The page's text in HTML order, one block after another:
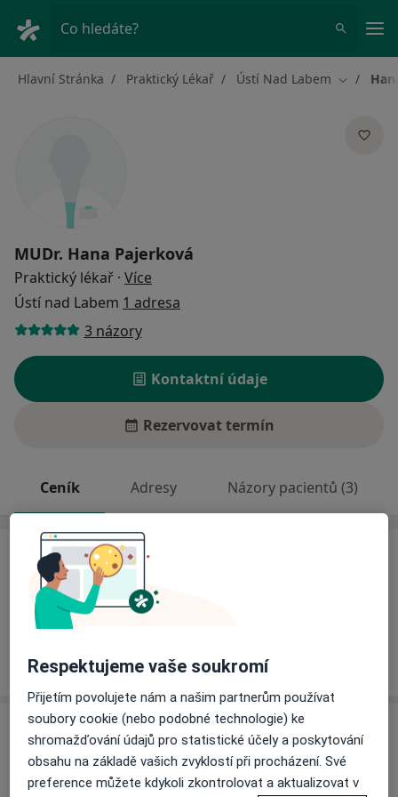
Co hledáte?
Hlavní Stránka Praktický Lékař Ústí Nad Labem Změna
MUDr. Hana Pajerková
Praktický lékař · Více
Ústí nad Labem 1 adresa
3 názory
Kontaktní údaje
Rezervovat termín
Ceník Adresy Názory pacientů (3)
Ceník
Informace o službách a cenách nejsou k dispozici
Tento specialista ještě nepřidával žádné informace o
Adresa
Ord. praktického lékaře pro dospělé
SPOLCHEMIE, a.s. - Revoluční 86, Ústí nad Labem
Respektujeme vaše soukromí
Přijetím povolujete nám a našim partnerům používat
soubory cookie (nebo podobné technologie) ke
shromažďování údajů pro statistické účely a poskytování
obsahu na základě vašich zvyklostí při procházení. Své
preference můžete kdykoli zkontrolovat a aktualizovat v